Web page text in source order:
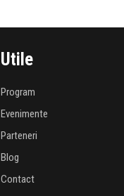
Utile
Program
Evenimente
Parteneri
Blog
Contact